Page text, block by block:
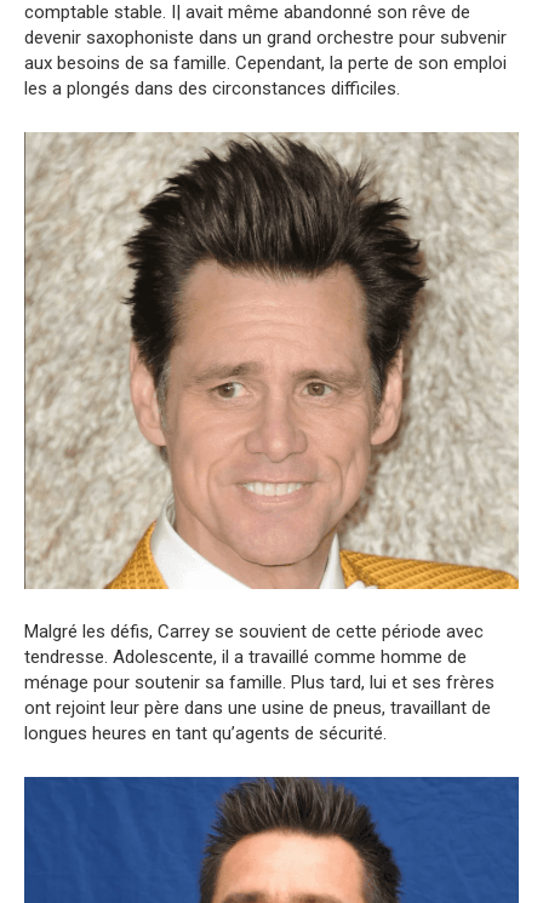
comptable stable. I| avait même abandonné son rêve de
devenir saxophoniste dans un grand orchestre pour subvenir
aux besoins de sa famille. Cependant, la perte de son emploi
les a plongés dans des circonstances difficiles.
Malgré les défis, Carrey se souvient de cette période avec
tendresse. Adolescente, il a travaillé comme homme de
ménage pour soutenir sa famille. Plus tard, lui et ses frères
ont rejoint leur père dans une usine de pneus, travaillant de
longues heures en tant qu’agents de sécurité.